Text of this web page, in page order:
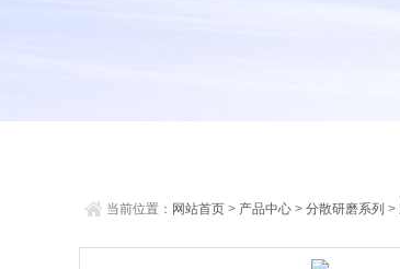
当前位置： 网站首页 > 产品中心 > 分散研磨系列 >